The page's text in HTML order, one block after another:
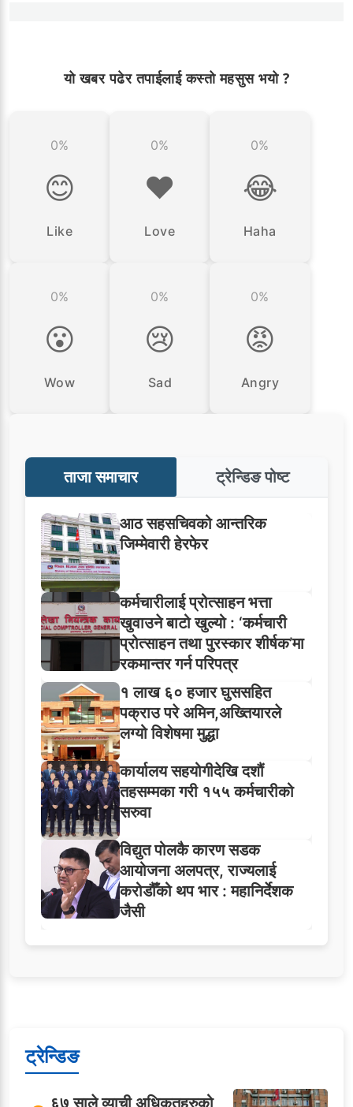
यो खबर पढेर तपाईलाई कस्तो महसुस भयो ?
0%
😊
Like
0%
❤️
Love
0%
😂
Haha
0%
😮
Wow
0%
😢
Sad
0%
😡
Angry
ताजा समाचार ट्रेन्डिङ पोष्ट
आठ सहसचिवको आन्तरिक
जिम्मेवारी हेरफेर
कर्मचारीलाई प्रोत्साहन भत्ता
खुवाउने बाटो खुल्यो : ‘कर्मचारी
प्रोत्साहन तथा पुरस्कार शीर्षक’मा
रकमान्तर गर्न परिपत्र
१ लाख ६० हजार घुससहित
पक्राउ परे अमिन,अख्तियारले
लग्यो विशेषमा मुद्धा
कार्यालय सहयोगीदेखि दशौं
तहसम्मका गरी १५५ कर्मचारीको
सरुवा
विद्युत पोलकै कारण सडक
आयोजना अलपत्र, राज्यलाई
करोडौँको थप भार : महानिर्देशक
जैसी
ट्रेन्डिङ
६७ साले व्याची अधिकृतहरुको